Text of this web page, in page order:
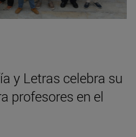
y Letras celebra su
profesores en el